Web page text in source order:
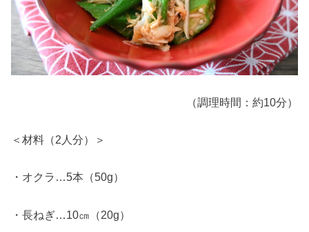
（調理時間：約10分）
＜材料（2人分）＞
・オクラ…5本（50g）
・長ねぎ…10㎝（20g）